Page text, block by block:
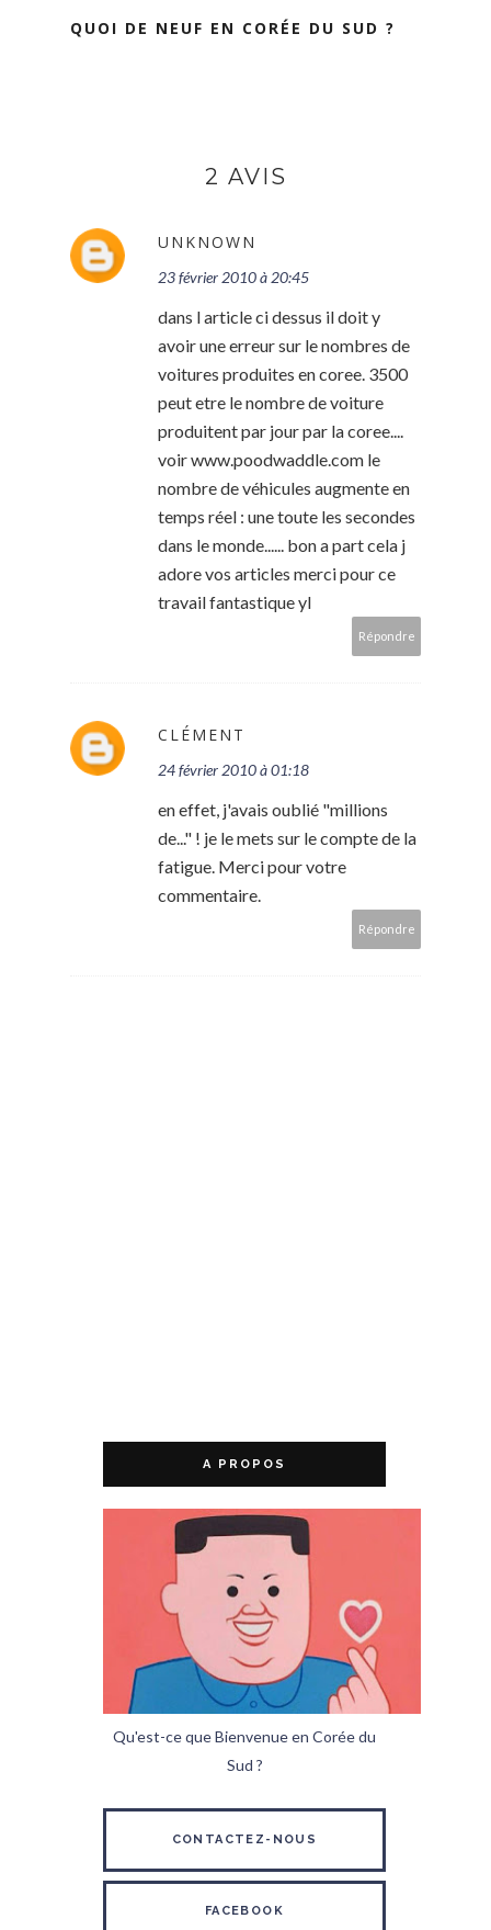
QUOI DE NEUF EN CORÉE DU SUD ?
2 AVIS
UNKNOWN
23 février 2010 à 20:45
dans l article ci dessus il doit y
avoir une erreur sur le nombres de
voitures produites en coree. 3500
peut etre le nombre de voiture
produitent par jour par la coree....
voir www.poodwaddle.com le
nombre de véhicules augmente en
temps réel : une toute les secondes
dans le monde...... bon a part cela j
adore vos articles merci pour ce
travail fantastique yl
Répondre
CLÉMENT
24 février 2010 à 01:18
en effet, j'avais oublié "millions
de..." ! je le mets sur le compte de la
fatigue. Merci pour votre
commentaire.
Répondre
A PROPOS
Qu'est-ce que Bienvenue en Corée du
Sud ?
CONTACTEZ-NOUS
FACEBOOK